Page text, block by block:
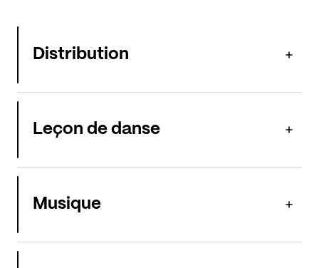
Distribution
Leçon de danse
Musique